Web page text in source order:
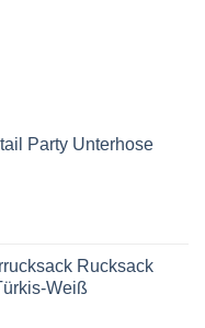
Party Unterhose
Rucksack
Weiß